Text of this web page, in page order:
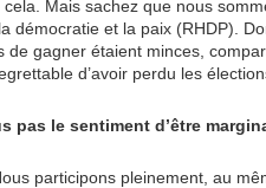
Mais sachez que nous
démocratie et la paix (RHDP).
de gagner étaient minces,
d’avoir perdu les
pas le sentiment d’être
participons pleinement, au